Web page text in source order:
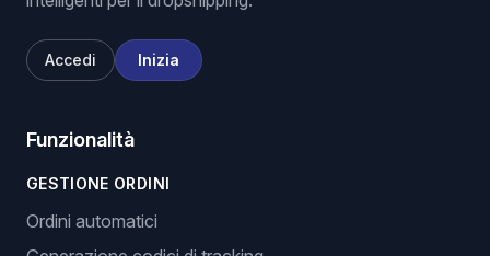
Accedi Inizia
Funzionalità
GESTIONE ORDINI
Ordini automatici